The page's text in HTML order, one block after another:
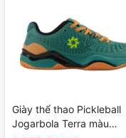
Giày thể thao Pickleball
Jogarbola Terra màu